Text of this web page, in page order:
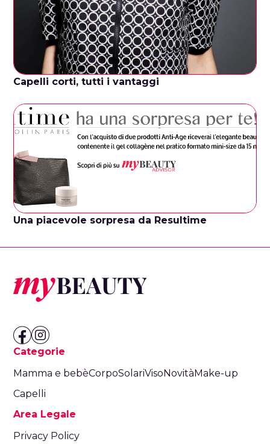
Capelli corti, tutti i vantaggi
Una piacevole sorpresa da Resultime
Categorie
Mamma e bebèCorpoSolariViso Novità Make-up
Capelli
Area Legale
Privacy Policy